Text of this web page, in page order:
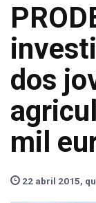
dos
mil
22 abril 2015,